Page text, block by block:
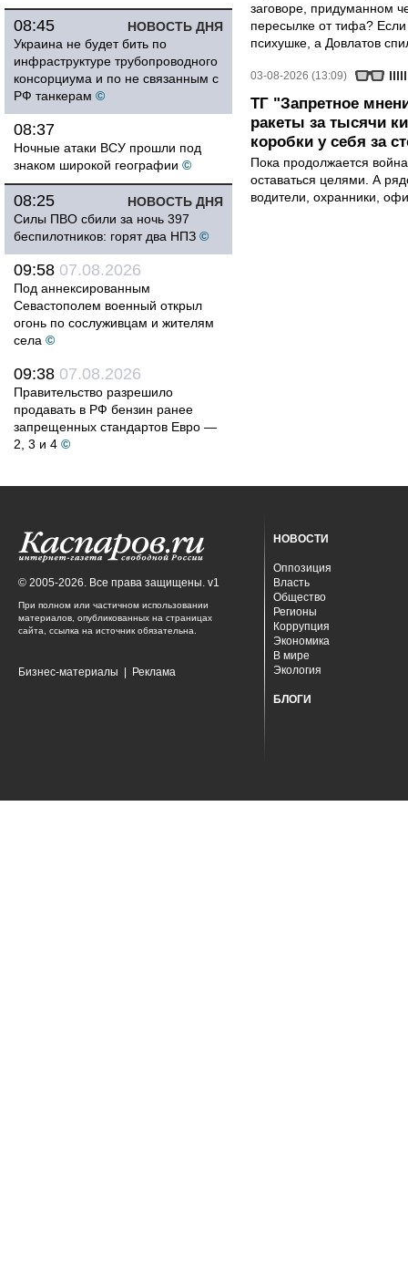
НОВОСТЬ ДНЯ
08:45
Украина не будет бить по
инфраструктуре трубопроводного
консорциума и по не связанным с
РФ танкерам ©
08:37
Ночные атаки ВСУ прошли под
знаком широкой географии ©
НОВОСТЬ ДНЯ
08:25
Силы ПВО сбили за ночь 397
беспилотников: горят два НПЗ ©
09:58 07.08.2026
Под аннексированным
Севастополем военный открыл
огонь по сослуживцам и жителям
села ©
09:38 07.08.2026
Правительство разрешило
продавать в РФ бензин ранее
запрещенных стандартов Евро —
2, 3 и 4 ©
заговоре, придуманном
пересылке от тифа?
психушке, а Довлатов
03-08-2026 (13:09)
ТГ "Запретное
ракеты за тысячи
коробки у себя за
Пока продолжается
оставаться целями. А
водители, охранники,
© 2005-2026. Все права защищены. v1
При полном или частичном использовании
материалов, опубликованных на страницах
сайта, ссылка на источник обязательна.
Бизнес-материалы Реклама
НОВОСТИ
Оппозиция
Власть
Общество
Регионы
Коррупция
Экономика
В мире
Экология
БЛОГИ